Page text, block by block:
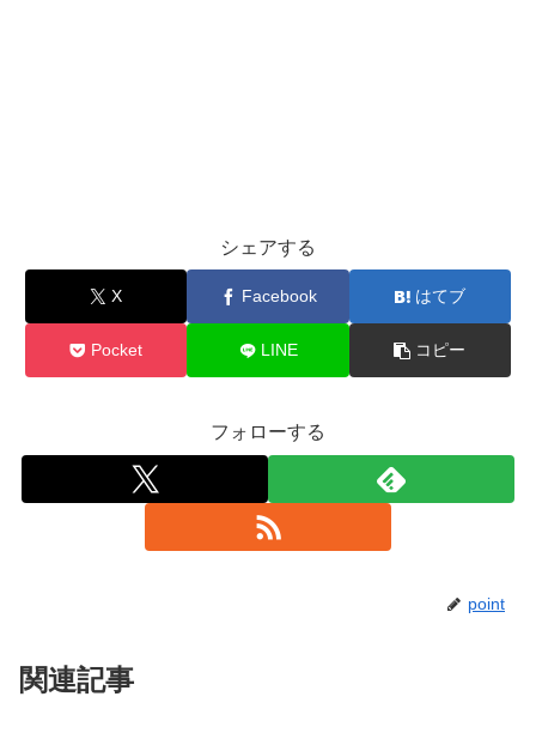
シェアする
X Facebook はてブ
Pocket LINE コピー
フォローする
point
関連記事